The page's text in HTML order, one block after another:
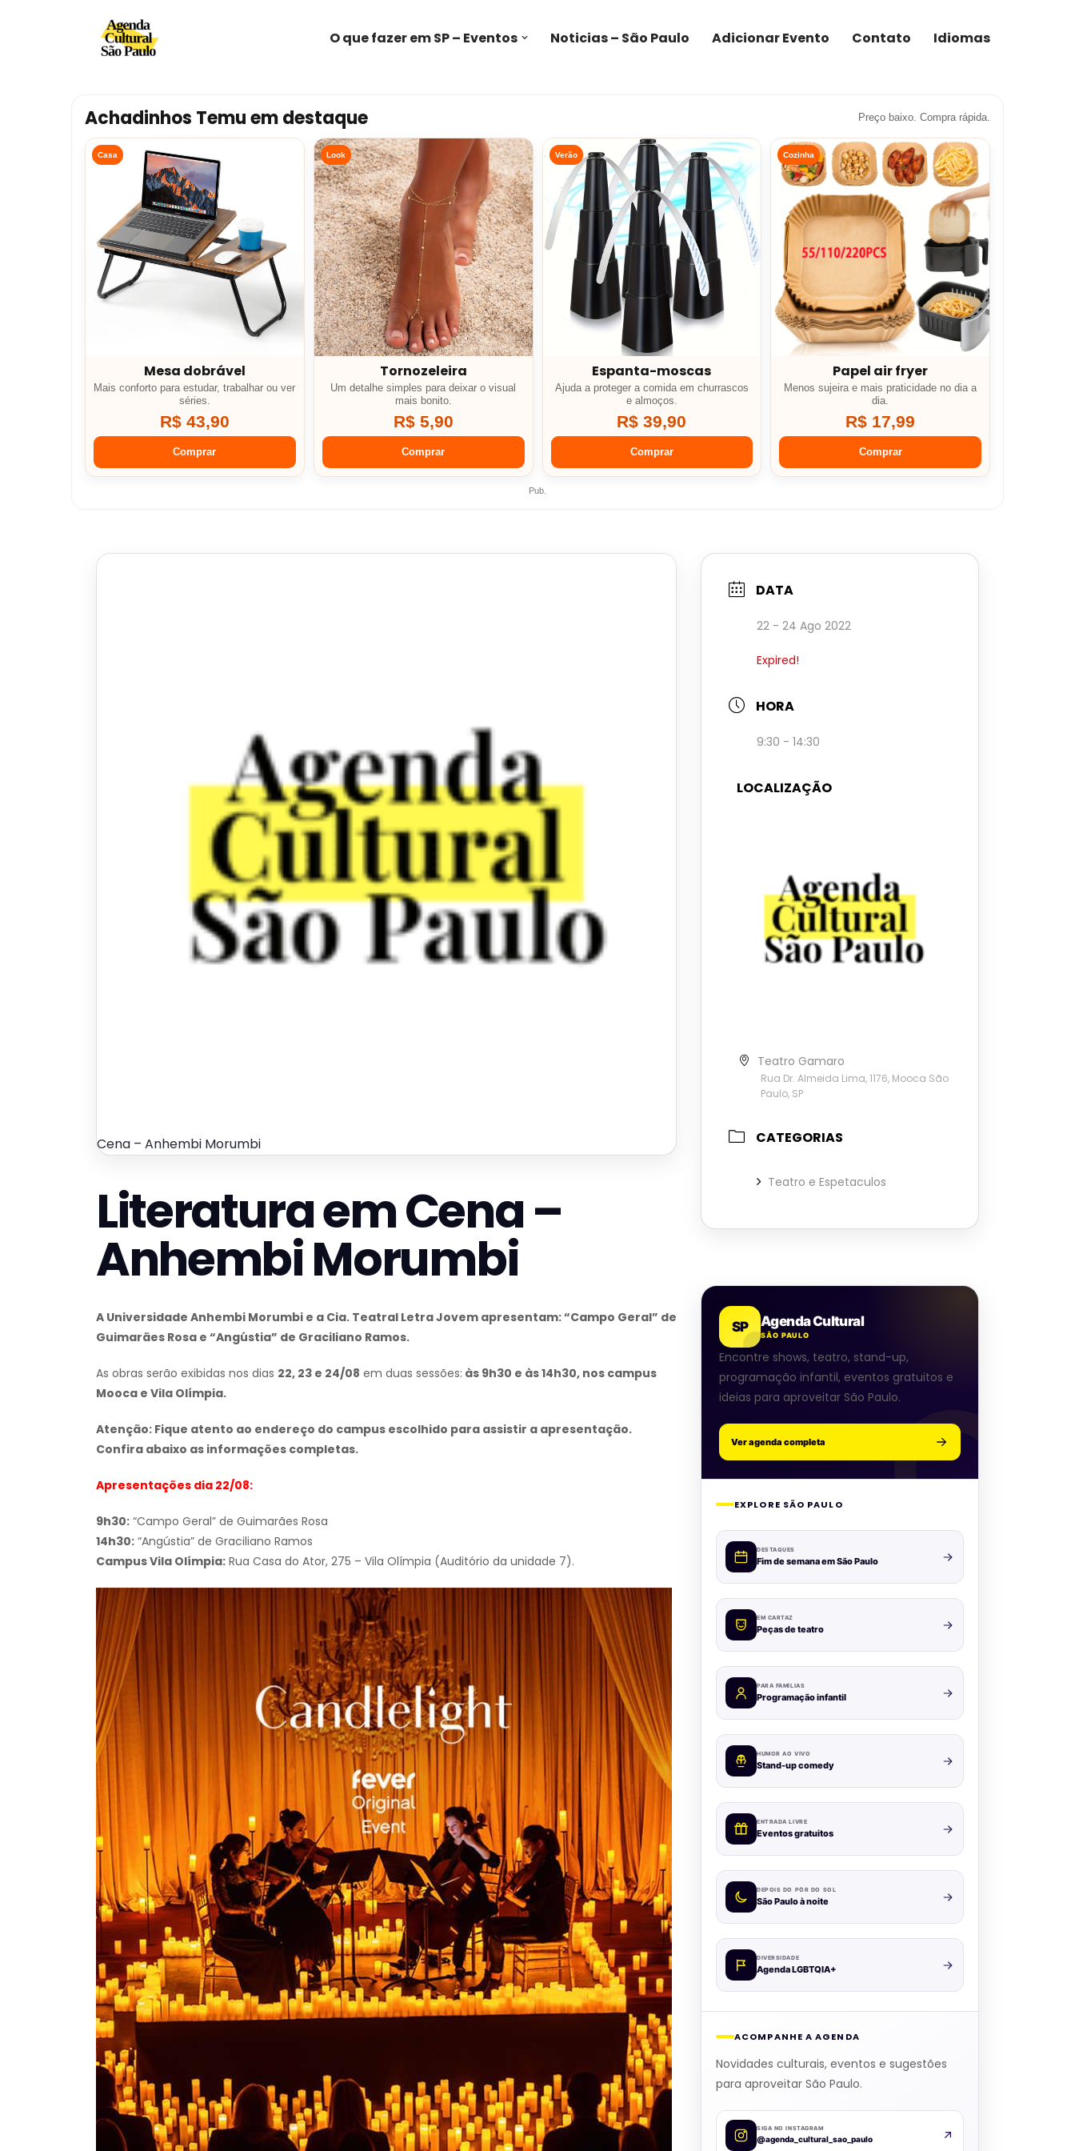
O que fazer em SP – Eventos Noticias – São Paulo Adicionar Evento Contato Idiomas
Achadinhos Temu em destaque Preço baixo. Compra rápida.
Casa
Mesa dobrável
Mais conforto para estudar, trabalhar ou ver
séries.
R$ 43,90
Comprar
Look
Tornozeleira
Um detalhe simples para deixar o visual
mais bonito.
R$ 5,90
Comprar
Verão
Espanta-moscas
Ajuda a proteger a comida em churrascos
e almoços.
R$ 39,90
Comprar
Cozinha
Papel air fryer
Menos sujeira e mais praticidade no dia a
dia.
R$ 17,99
Comprar
Pub.
Cena – Anhembi Morumbi
Literatura em Cena –
Anhembi Morumbi
A Universidade Anhembi Morumbi e a Cia. Teatral Letra Jovem apresentam: “Campo Geral” de
Guimarães Rosa e “Angústia” de Graciliano Ramos.
As obras serão exibidas nos dias 22, 23 e 24/08 em duas sessões: às 9h30 e às 14h30, nos campus
Mooca e Vila Olímpia.
Atenção: Fique atento ao endereço do campus escolhido para assistir a apresentação.
Confira abaixo as informações completas.
Apresentações dia 22/08:
9h30: “Campo Geral” de Guimarães Rosa
14h30: “Angústia” de Graciliano Ramos
Campus Vila Olímpia: Rua Casa do Ator, 275 – Vila Olímpia (Auditório da unidade 7).
DATA
22 - 24 Ago 2022
Expired!
HORA
9:30 - 14:30
LOCALIZAÇÃO
Teatro Gamaro
Rua Dr. Almeida Lima, 1176, Mooca São
Paulo, SP
CATEGORIAS
Teatro e Espetaculos
SP Agenda Cultural
SÃO PAULO
Encontre shows, teatro, stand-up,
programação infantil, eventos gratuitos e
ideias para aproveitar São Paulo.
Ver agenda completa
EXPLORE SÃO PAULO
DESTAQUES
Fim de semana em São Paulo
EM CARTAZ
Peças de teatro
PARA FAMÍLIAS
Programação infantil
HUMOR AO VIVO
Stand-up comedy
ENTRADA LIVRE
Eventos gratuitos
DEPOIS DO PÔR DO SOL
São Paulo à noite
DIVERSIDADE
Agenda LGBTQIA+
ACOMPANHE A AGENDA
Novidades culturais, eventos e sugestões
para aproveitar São Paulo.
SIGA NO INSTAGRAM
@agenda_cultural_sao_paulo